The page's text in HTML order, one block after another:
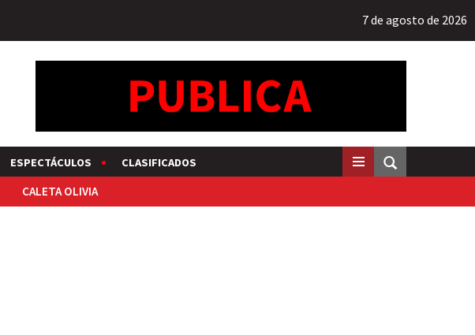
7 de agosto de 2026
ESPECTÁCULOS CLASIFICADOS
CALETA OLIVIA